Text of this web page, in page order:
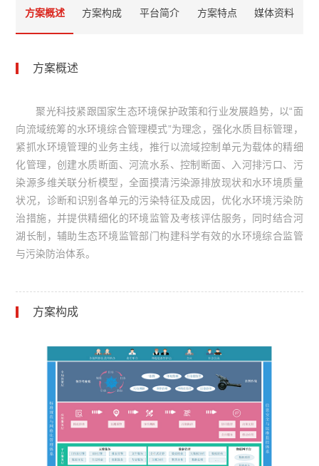
方案概述 方案构成 平台简介 方案特点 媒体资料
方案概述
聚光科技紧跟国家生态环境保护政策和行业发展趋势，以“面
向流域统筹的水环境综合管理模式”为理念，强化水质目标管理，
紧抓水环境管理的业务主线，推行以流域控制单元为载体的精细
化管理，创建水质断面、河流水系、控制断面、入河排污口、污
染源多维关联分析模型，全面摸清污染源排放现状和水环境质量
状况，诊断和识别各单元的污染特征及成因，优化水环境污染防
治措施，并提供精细化的环境监管及考核评估服务，同时结合河
湖长制，辅助生态环境监管部门构建科学有效的水环境综合监管
与污染防治体系。
方案构成